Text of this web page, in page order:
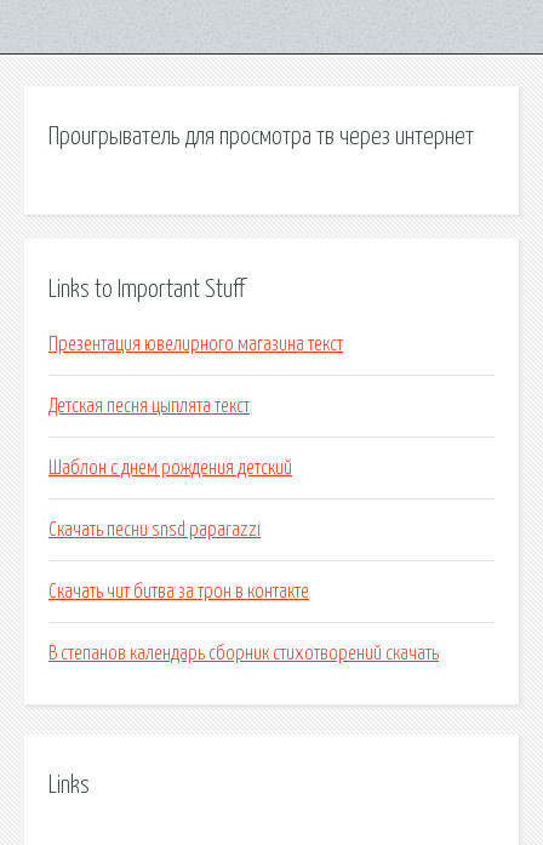
Проигрыватель для просмотра тв через интернет
Links to Important Stuff
Презентация ювелирного магазина текст
Детская песня цыплята текст
Шаблон с днем рождения детский
Скачать песни snsd paparazzi
Скачать чит битва за трон в контакте
В степанов календарь сборник стихотворений скачать
Links